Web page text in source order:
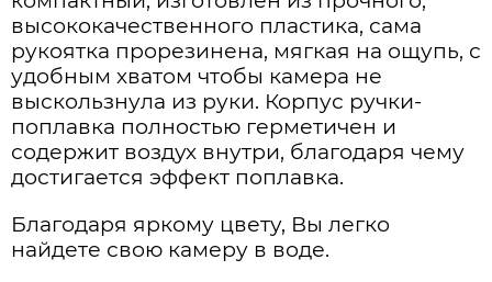
высококачественного пластика, сама
рукоятка прорезинена, мягкая на ощупь, с
удобным хватом чтобы камера не
выскользнула из руки. Корпус ручки-
поплавка полностью герметичен и
содержит воздух внутри, благодаря чему
достигается эффект поплавка.
Благодаря яркому цвету, Вы легко
найдете свою камеру в воде.